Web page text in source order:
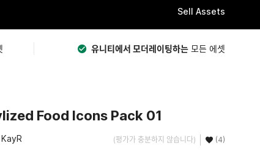
Sell Assets
유니티에서 모더레이팅하는 모든 에셋
Food Icons Pack 01
KayR (평가가 충분하지 않습니다) (4)